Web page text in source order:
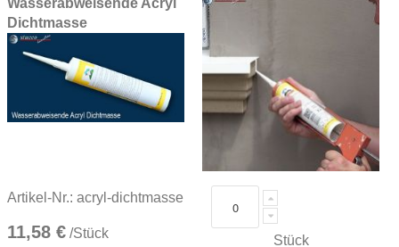
Wasserabweisende Acryl
Dichtmasse
Artikel-Nr.: acryl-dichtmasse
11,58 € /Stück Stück